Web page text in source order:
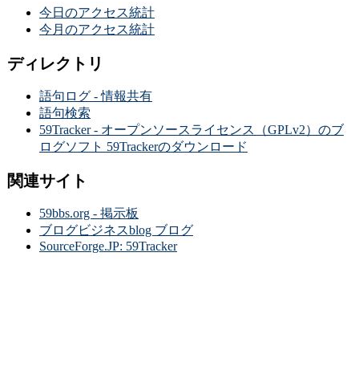
今日のアクセス統計
今月のアクセス統計
ディレクトリ
語句ログ - 情報共有
語句検索
59Tracker - オープンソースライセンス（GPLv2）のブ
ログソフト 59Trackerのダウンロード
関連サイト
59bbs.org - 掲示板
ブログビジネスblog ブログ
SourceForge.JP: 59Tracker